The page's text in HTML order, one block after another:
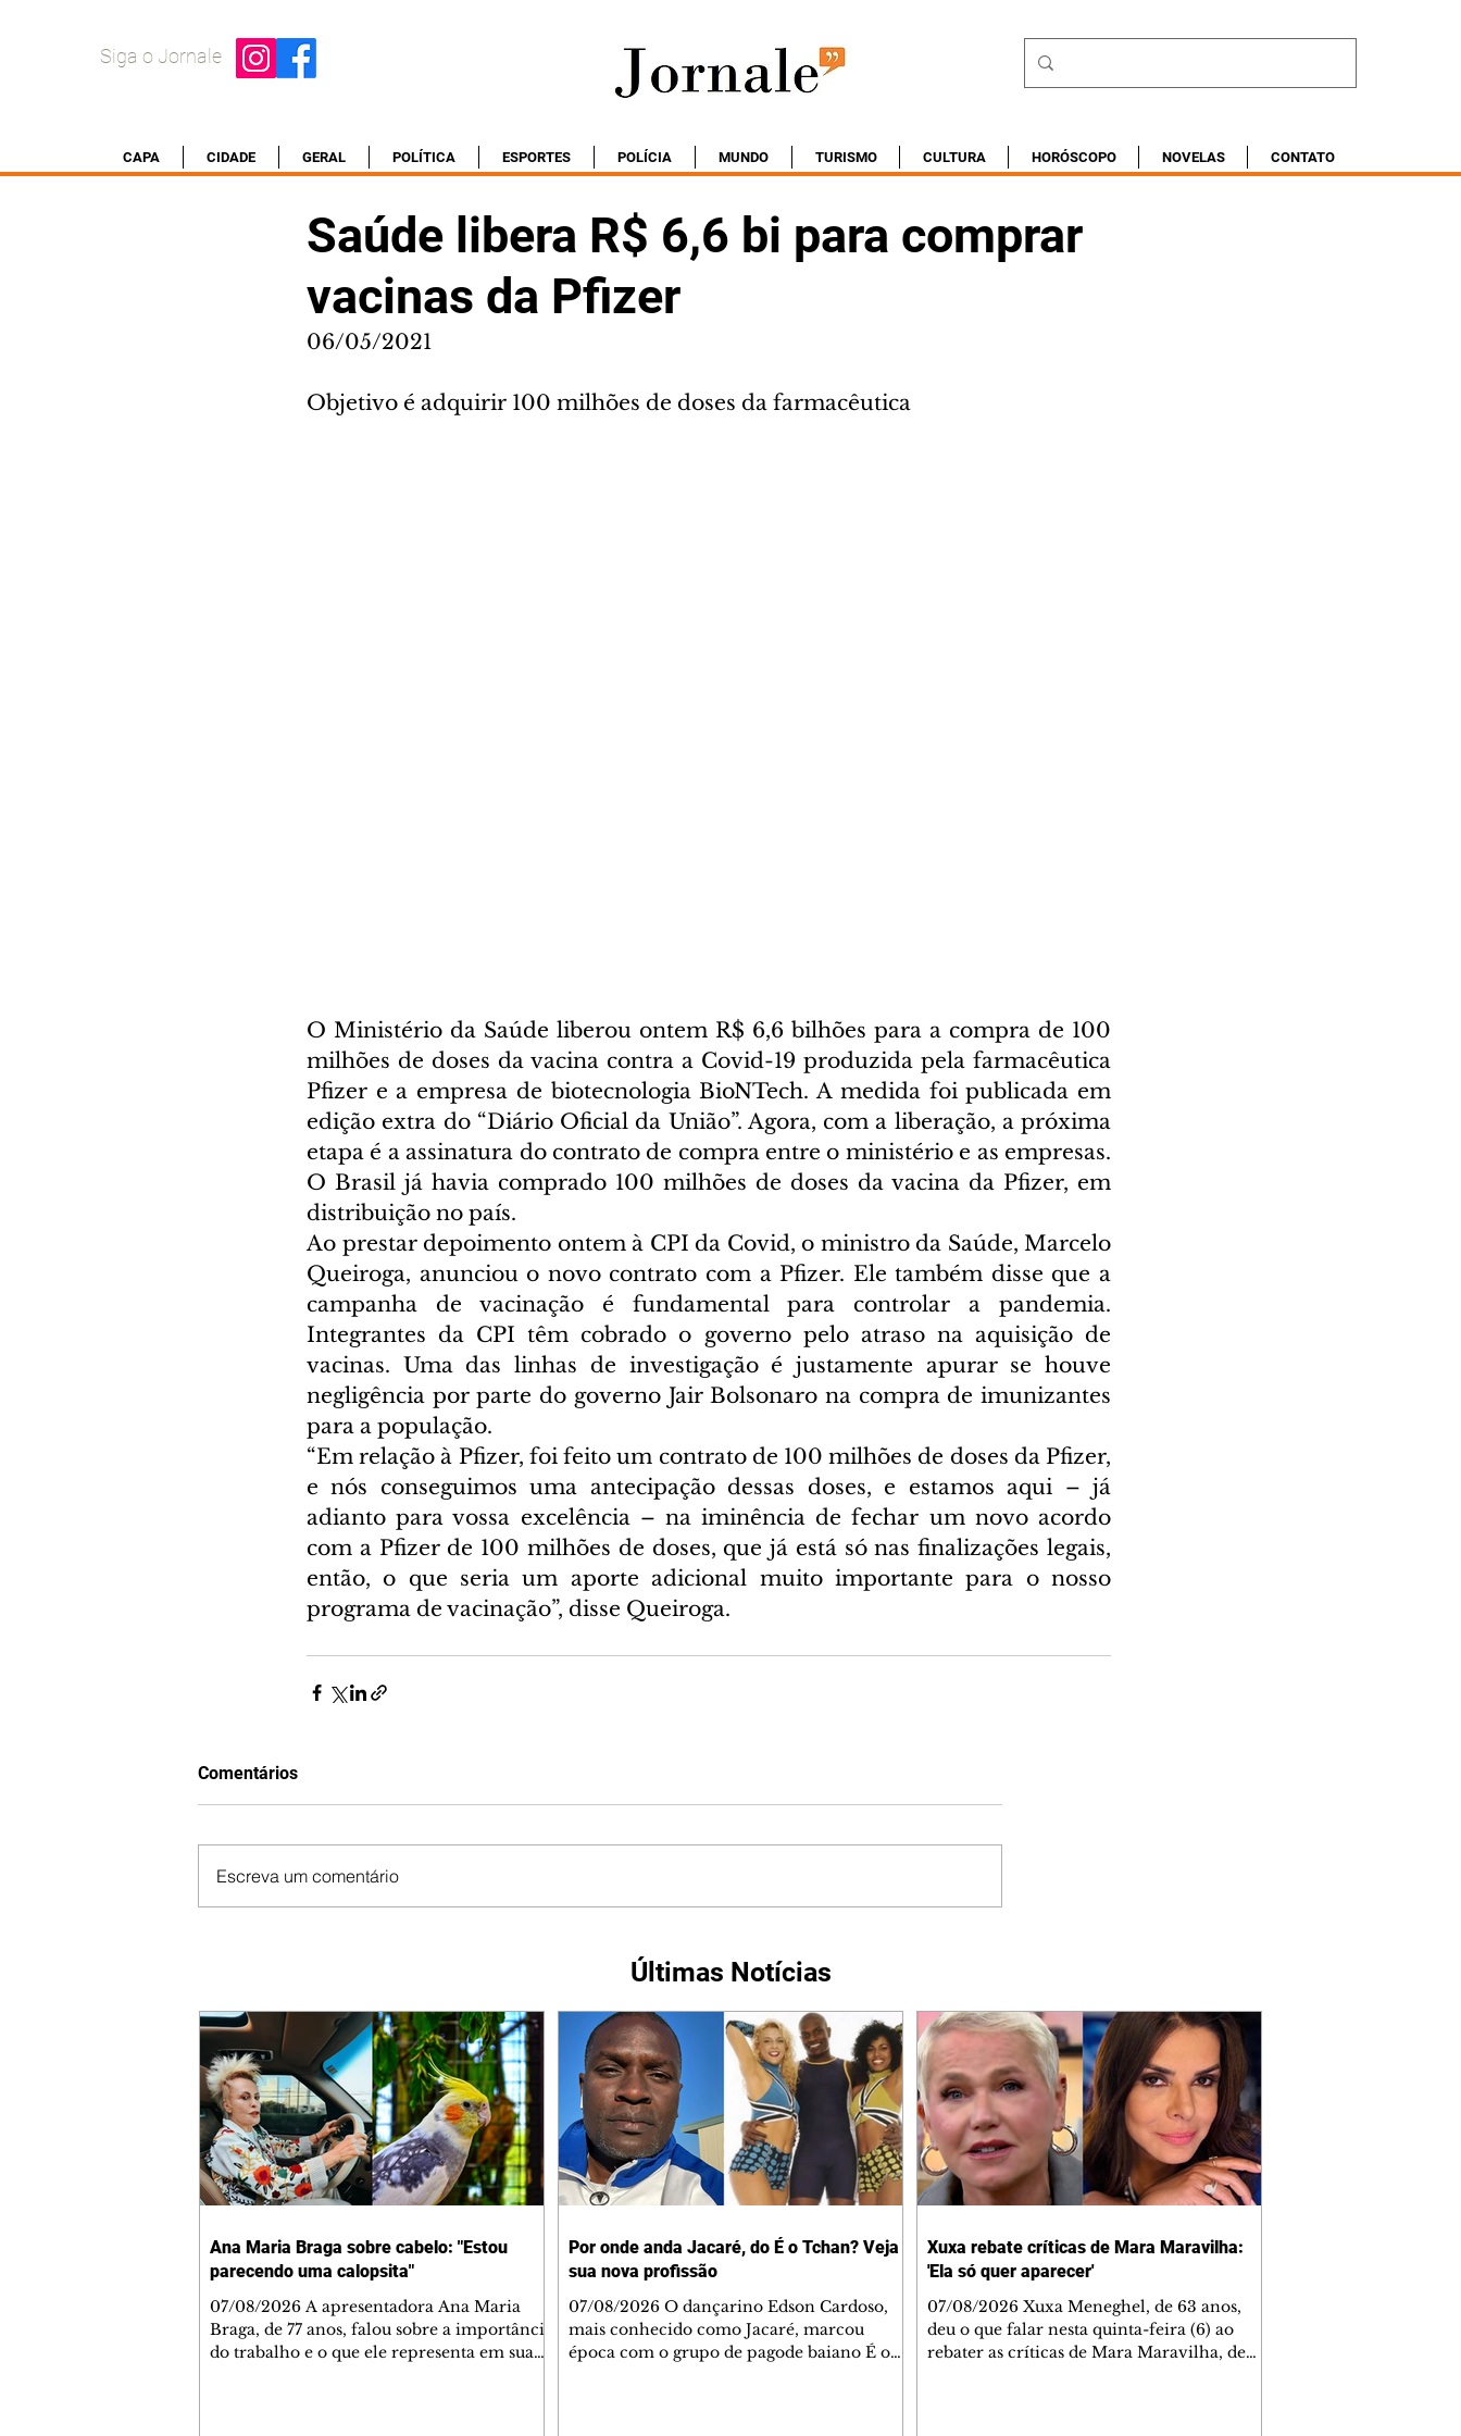
Siga o Jornale
CAPA CIDADE GERAL POLÍTICA ESPORTES POLÍCIA MUNDO TURISMO CULTURA HORÓSCOPO NOVELAS CONTATO
Saúde libera R$ 6,6 bi para comprar
vacinas da Pfizer
06/05/2021
Objetivo é adquirir 100 milhões de doses da farmacêutica
O Ministério da Saúde liberou ontem R$ 6,6 bilhões para a compra de 100
milhões de doses da vacina contra a Covid-19 produzida pela farmacêutica
Pfizer e a empresa de biotecnologia BioNTech. A medida foi publicada em
edição extra do “Diário Oficial da União”. Agora, com a liberação, a próxima
etapa é a assinatura do contrato de compra entre o ministério e as empresas.
O Brasil já havia comprado 100 milhões de doses da vacina da Pfizer, em
distribuição no país.
Ao prestar depoimento ontem à CPI da Covid, o ministro da Saúde, Marcelo
Queiroga, anunciou o novo contrato com a Pfizer. Ele também disse que a
campanha de vacinação é fundamental para controlar a pandemia.
Integrantes da CPI têm cobrado o governo pelo atraso na aquisição de
vacinas. Uma das linhas de investigação é justamente apurar se houve
negligência por parte do governo Jair Bolsonaro na compra de imunizantes
para a população.
“Em relação à Pfizer, foi feito um contrato de 100 milhões de doses da Pfizer,
e nós conseguimos uma antecipação dessas doses, e estamos aqui – já
adianto para vossa excelência – na iminência de fechar um novo acordo
com a Pfizer de 100 milhões de doses, que já está só nas finalizações legais,
então, o que seria um aporte adicional muito importante para o nosso
programa de vacinação”, disse Queiroga.
Comentários
Escreva um comentário
Últimas Notícias
Ana Maria Braga sobre cabelo: "Estou
parecendo uma calopsita"
07/08/2026 A apresentadora Ana Maria
Braga, de 77 anos, falou sobre a importância
do trabalho e o que ele representa em sua
Por onde anda Jacaré, do É o Tchan? Veja
sua nova profissão
07/08/2026 O dançarino Edson Cardoso,
mais conhecido como Jacaré, marcou
época com o grupo de pagode baiano É o
Xuxa rebate críticas de Mara Maravilha:
'Ela só quer aparecer'
07/08/2026 Xuxa Meneghel, de 63 anos,
deu o que falar nesta quinta-feira (6) ao
rebater as críticas de Mara Maravilha, de